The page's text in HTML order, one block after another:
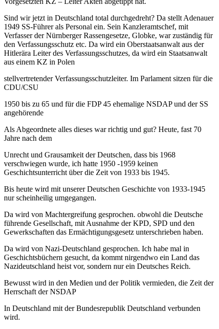
Sind wir jetzt in Deutschland total durchgedreht? Da stellt Adenauer
1949 SS-Führer als Personal ein. Sein Kanzleramtschef, mit
Verfasser der Nürnberger Rassengesetze, Globke, war zuständig für
den Verfassungsschutz etc. Da wird ein Oberstaatsanwalt aus der
Hitlerära Leiter des Verfassungsschutzes, da wird ein Staatsanwalt
aus einem KZ in Polen
stellvertretender Verfassungsschutzleiter. Im Parlament sitzen für die
CDU/CSU
1950 bis zu 65 und für die FDP 45 ehemalige NSDAP und der SS
angehörende
Als Abgeordnete alles dieses war richtig und gut? Heute, fast 70
Jahre nach dem
Unrecht und Grausamkeit der Deutschen, dass bis 1968
verschwiegen wurde, ich hatte 1950 -1959 keinen
Geschichtsunterricht über die Zeit von 1933 bis 1945.
Bis heute wird mit unserer Deutschen Geschichte von 1933-1945
nur scheinheilig umgegangen.
Da wird von Machtergreifung gesprochen. obwohl die Deutsche
führende Gesellschaft, mit Ausnahme der KPD, SPD und den
Gewerkschaften das Ermächtigungsgesetz unterschrieben haben.
Da wird von Nazi-Deutschland gesprochen. Ich habe mal in
Geschichtsbüchern gesucht, da kommt nirgendwo ein Land das
Nazideutschland heist vor, sondern nur ein Deutsches Reich.
Bewusst wird in den Medien und der Politik vermieden, die Zeit der
Herrschaft der NSDAP
In Deutschland mit der Bundesrepublik Deutschland verbunden
wird.